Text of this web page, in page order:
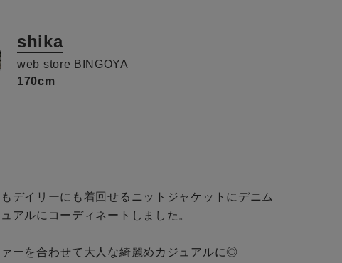
店舗一覧
会社概要
採用情報
予約商品
WEB限定
shika
web store BINGOYA
170cm
デイリーにも着回せるニットジャケットにデニム
アルにコーディネートしました。
ーを合わせて大人な綺麗めカジュアルに◎